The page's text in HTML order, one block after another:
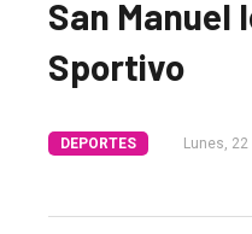
único
DIARIO
Balcarce
San Manuel
Sportivo
DEPORTES Lunes,